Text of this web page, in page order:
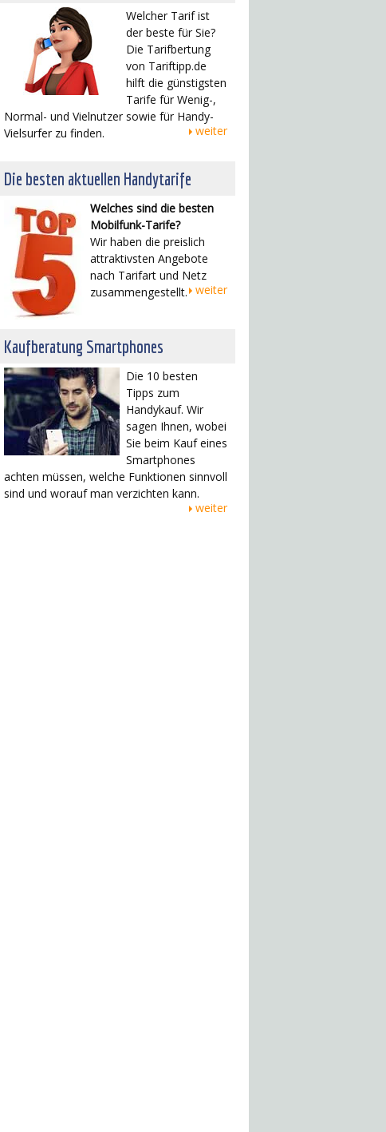
Welcher Tarif ist
der beste für Sie?
Die Tarifbertung
von Tariftipp.de
hilft die günstigsten
Tarife für Wenig-,
Normal- und Vielnutzer sowie für Handy-
Vielsurfer zu finden.
weiter
Die besten aktuellen Handytarife
Welches sind die besten
Mobilfunk-Tarife?
Wir haben die preislich
attraktivsten Angebote
nach Tarifart und Netz
zusammengestellt. weiter
Kaufberatung Smartphones
Die 10 besten
Tipps zum
Handykauf. Wir
sagen Ihnen, wobei
Sie beim Kauf eines
Smartphones
achten müssen, welche Funktionen sinnvoll
sind und worauf man verzichten kann.
weiter